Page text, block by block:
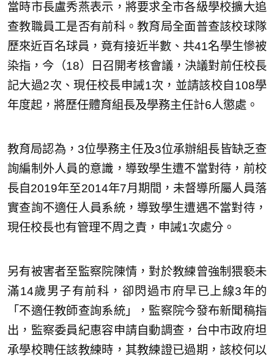
當時市長盧秀燕表示，將要求全市各級學校擴大追
查教職員工是否有前科。教育局全面普查該校球隊
歷來近百名球員，竟有接近半數、共41名學生慘被
染指，今（18）日召開考核會議，決議對前任校長
記大過2次、現任校長申誡1次，並請該校自108學
年度起，將歷任體育組長及學務主任計6人懲處。
教育局認為，3位學務主任及3位承辦組長皆缺乏查
詢編制外人員的意識，導致學生遭不當對待，前校
長自2019年至2014年7月期間，未督導所屬人員落
實查詢不適任人員系統，導致學生遭遇不當對待，
現任校長也有管理不周之責，申誡1次處分。
另有被害者至監察院陳情，對於教練曾強制猥褻未
滿14歲男子有前科，卻閃過市府早已上線3年的
「不適任教師查詢系統」，監察院今發布新聞稿指
出，監察委員紀惠容申請自動調查，台中市政府坦
承學校聘任該教練時，其教練證已過期，該校何以